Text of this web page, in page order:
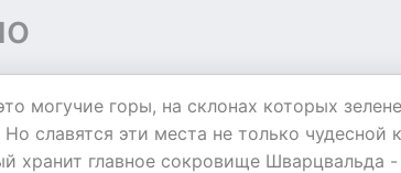
могучие горы, на склонах которых
славятся эти места не только чудесной
хранит главное сокровище Шварцвальда